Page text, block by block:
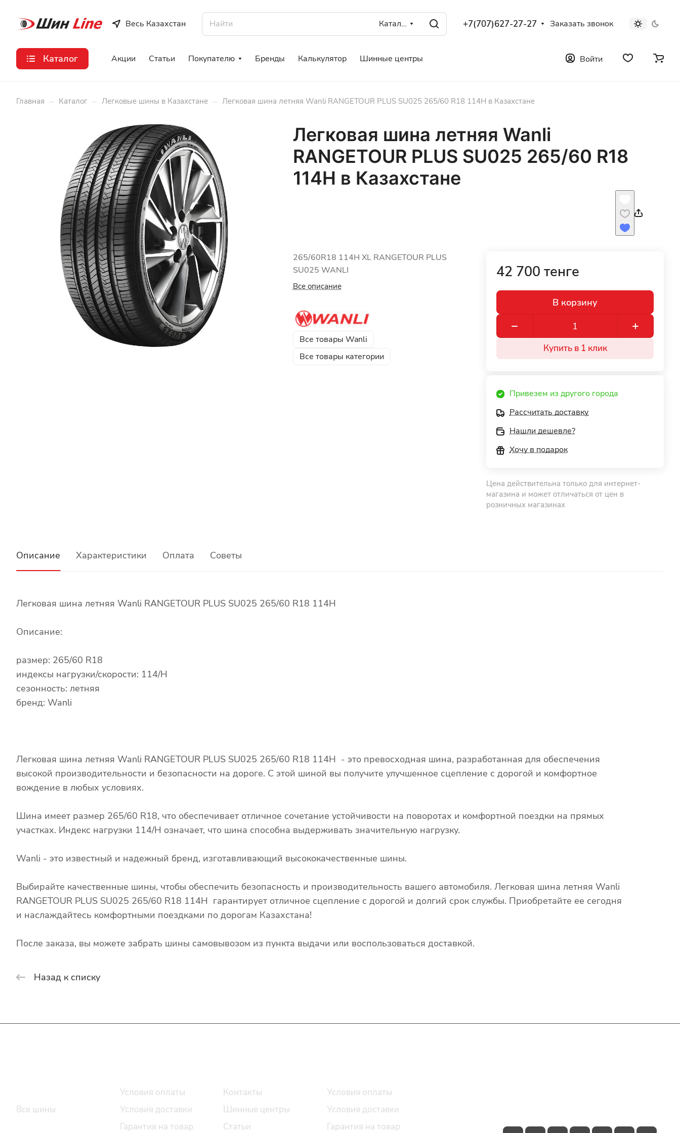
Весь Казахстан Каталог +7(707)627-27-27 Заказать звонок
Каталог Акции Статьи Покупателю Бренды Калькулятор Шинные центры Войти
Главная – Каталог – Легковые шины в Казахстане – Легковая шина летняя Wanli RANGETOUR PLUS SU025 265/60 R18 114H в Казахстане
Легковая шина летняя Wanli
RANGETOUR PLUS SU025 265/60 R18
114H в Казахстане
265/60R18 114H XL RANGETOUR PLUS
SU025 WANLI
Все описание
Все товары Wanli
Все товары категории
42 700 тенге
В корзину
Купить в 1 клик
Привезем из другого города
Рассчитать доставку
Нашли дешевле?
Хочу в подарок
Цена действительна только для интернет-
магазина и может отличаться от цен в
розничных магазинах
Описание Характеристики Оплата Советы
Легковая шина летняя Wanli RANGETOUR PLUS SU025 265/60 R18 114H
Описание:
размер: 265/60 R18
индексы нагрузки/скорости: 114/H
сезонность: летняя
бренд: Wanli
Легковая шина летняя Wanli RANGETOUR PLUS SU025 265/60 R18 114H - это превосходная шина, разработанная для обеспечения
высокой производительности и безопасности на дороге. С этой шиной вы получите улучшенное сцепление с дорогой и комфортное
вождение в любых условиях.
Шина имеет размер 265/60 R18, что обеспечивает отличное сочетание устойчивости на поворотах и комфортной поездки на прямых
участках. Индекс нагрузки 114/H означает, что шина способна выдерживать значительную нагрузку.
Wanli - это известный и надежный бренд, изготавливающий высококачественные шины.
Выбирайте качественные шины, чтобы обеспечить безопасность и производительность вашего автомобиля. Легковая шина летняя Wanli
RANGETOUR PLUS SU025 265/60 R18 114H гарантирует отличное сцепление с дорогой и долгий срок службы. Приобретайте ее сегодня
и наслаждайтесь комфортными поездками по дорогам Казахстана!
После заказа, вы можете забрать шины самовывозом из пункта выдачи или воспользоваться доставкой.
Назад к списку
Все шины
Условия оплаты
Условия доставки
Гарантия на товар
Контакты
Шинные центры
Статьи
Условия оплаты
Условия доставки
Гарантия на товар